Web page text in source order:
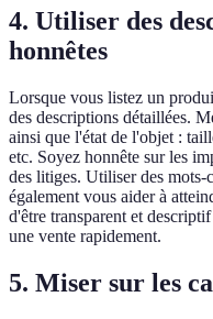
4. Utiliser des
honnêtes
Lorsque vous listez un
des descriptions détaillées.
ainsi que l'état de l'objet :
etc. Soyez honnête sur les
des litiges. Utiliser des mots-
également vous aider à
d'être transparent et
une vente rapidement.
5. Miser sur les